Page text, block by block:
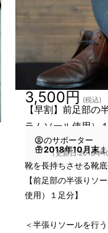
【早割】前足部の
ラムソール使用）
3,500円 (税込)
のサポーター
2018年10月末
（更新日:2018年
靴を長持ちさせる靴
【前足部の半張りソ
使用）１足分】
＜半張りソールを行